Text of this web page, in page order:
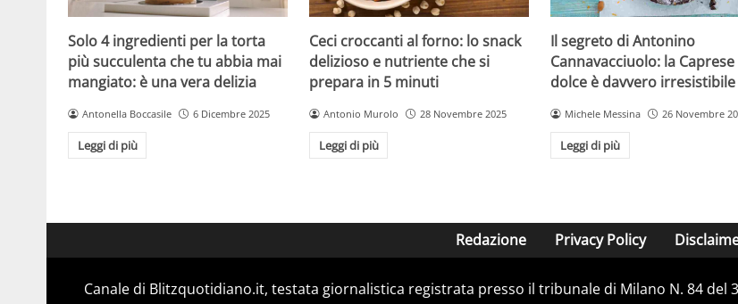
Solo 4 ingredienti per la torta
più succulenta che tu abbia mai
mangiato: è una vera delizia
Antonella Boccasile 6 Dicembre 2025
Leggi di più
Ceci croccanti al forno: lo snack
delizioso e nutriente che si
prepara in 5 minuti
Antonio Murolo 28 Novembre 2025
Leggi di più
Il segreto di Antonino
Cannavacciuolo: la Caprese
dolce è davvero irresistibile
Michele Messina 26 Novembre
Leggi di più
Redazione Privacy Policy
Canale di Blitzquotidiano.it, testata giornalistica registrata presso il tribunale di Milano N. 84 del